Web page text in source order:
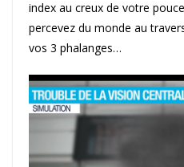
index au creux de votre
percevez du monde au
vos 3 phalanges…